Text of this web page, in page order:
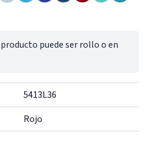
puede ser rollo o en
5413L36
Rojo